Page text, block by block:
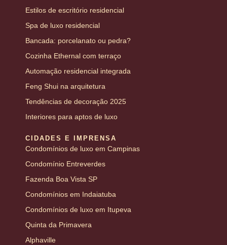
Estilos de escritório residencial
Spa de luxo residencial
Bancada: porcelanato ou pedra?
Cozinha Ethernal com terraço
Automação residencial integrada
Feng Shui na arquitetura
Tendências de decoração 2025
Interiores para aptos de luxo
CIDADES E IMPRENSA
Condomínios de luxo em Campinas
Condomínio Entreverdes
Fazenda Boa Vista SP
Condomínios em Indaiatuba
Condomínios de luxo em Itupeva
Quinta da Primavera
Alphaville